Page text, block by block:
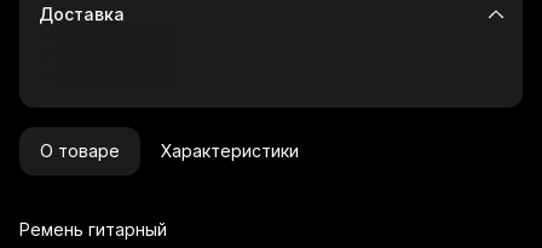
Доставка
О товаре Характеристики
Ремень гитарный